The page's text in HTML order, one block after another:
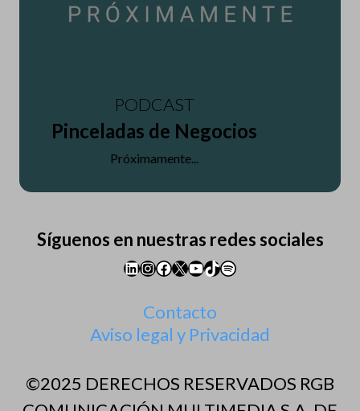
PODCAST
Pinceladas de Negocios
Próximamente...
Síguenos en nuestras redes sociales
LinkedIn
Instagram
Facebook
X YouTube
TikTok
Spotify
Contacto
Aviso legal y Privacidad
©2025 DERECHOS RESERVADOS RGB